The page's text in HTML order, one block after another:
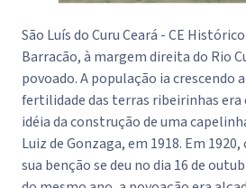
São Luís do Curu Ceará - CE
Barracão, à margem direita do Rio
povoado. A população ia crescendo
fertilidade das terras ribeirinhas era
idéia da construção de uma
Luiz de Gonzaga, em 1918. Em
sua benção se deu no dia 16 de